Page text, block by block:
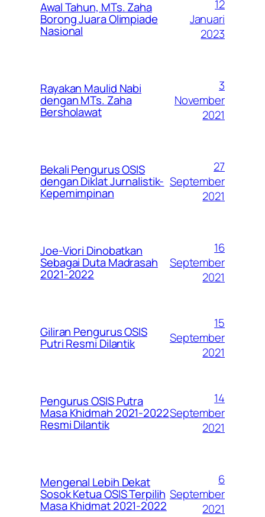
Awal Tahun, MTs. Zaha
Borong Juara Olimpiade
Nasional
12
Januari
2023
Rayakan Maulid Nabi
dengan MTs. Zaha
Bersholawat
3
November
2021
Bekali Pengurus OSIS
dengan Diklat Jurnalistik-
Kepemimpinan
27
September
2021
Joe-Viori Dinobatkan
Sebagai Duta Madrasah
2021-2022
16
September
2021
Giliran Pengurus OSIS
Putri Resmi Dilantik
15
September
2021
Pengurus OSIS Putra
Masa Khidmah 2021-2022
Resmi Dilantik
14
September
2021
Mengenal Lebih Dekat
Sosok Ketua OSIS Terpilih
Masa Khidmat 2021-2022
6
September
2021